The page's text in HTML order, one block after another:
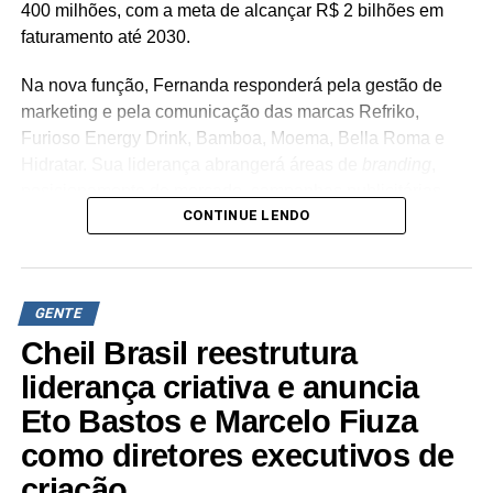
400 milhões, com a meta de alcançar R$ 2 bilhões em
faturamento até 2030.
Na nova função, Fernanda responderá pela gestão de
marketing e pela comunicação das marcas Refriko,
Furioso Energy Drink, Bamboa, Moema, Bella Roma e
relacionamento com consumidores e novos projetos de
transformação, com marcas que têm enorme potencial de
próximos anos. Quero contribuir para que o marketing
esteja cada vez mais conectado ao negócio,
transformando estratégia, criatividade e dados em
resultados e em valor para as marcas”, ressalta Maria
Fernanda Beneli Vicente.
A executiva possui mais de 20 anos de atuação
CONTINUE LENDO
GENTE
Cheil Brasil reestrutura
liderança criativa e anuncia
Eto Bastos e Marcelo Fiuza
como diretores executivos de